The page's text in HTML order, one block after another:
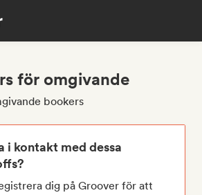
för omgivande
bookers
i kontakt med dessa
dig på Groover för att